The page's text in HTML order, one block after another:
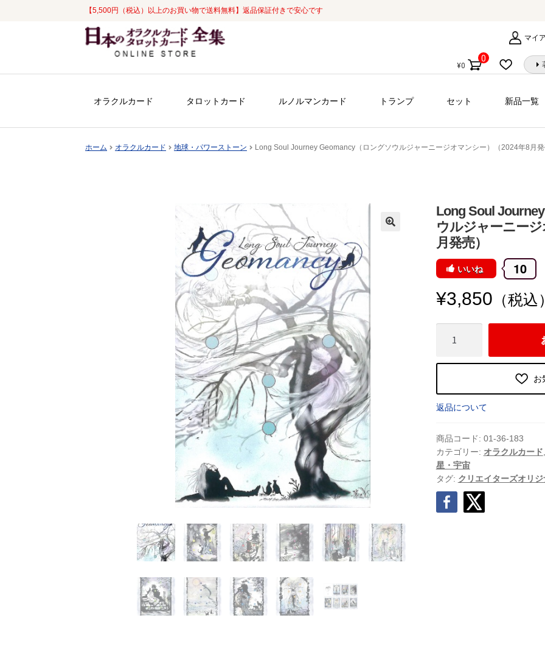
【5,500円（税込）以上のお買い物で送料無料】返品保証付きで安心です
ナ
ビ
ン
コ
ン
ス
マイ
¥0
0
個
オラクルカード タロットカード ルノルマンカード トランプ セット 新品一覧
ホーム オラクルカード 地球・パワーストーン Long Soul Journey Geomancy（ロングソウルジャーニージオマンシー）（2024年8月
Long Soul
ウルジャーニー
月発売）
いいね 10
¥3,850 （税込
Soul
Journey
ン
グ
ウ
ル
ジ
ャ
ー
ニ
お
返品について
商品コード: 01-36-183
カテゴリー: オラクルカード
星・宇宙
タグ: クリエイターズオリジ